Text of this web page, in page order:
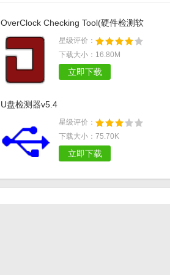
OverClock Checking Tool(硬件检测软
件)v9.0.0 b7
星级评价：
下载大小：16.80M
立即下载
U盘检测器v5.4
星级评价：
下载大小：75.70K
立即下载